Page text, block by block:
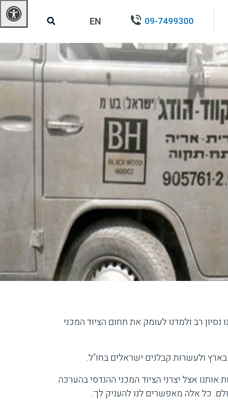
09-7499300
EN
רב ולמדנו לעומק את תחום הציוד המכני
אצל יצרני הציוד המכני ההנדסי בהערכה
כל אלה מאפשרים לנו להעניק לך: